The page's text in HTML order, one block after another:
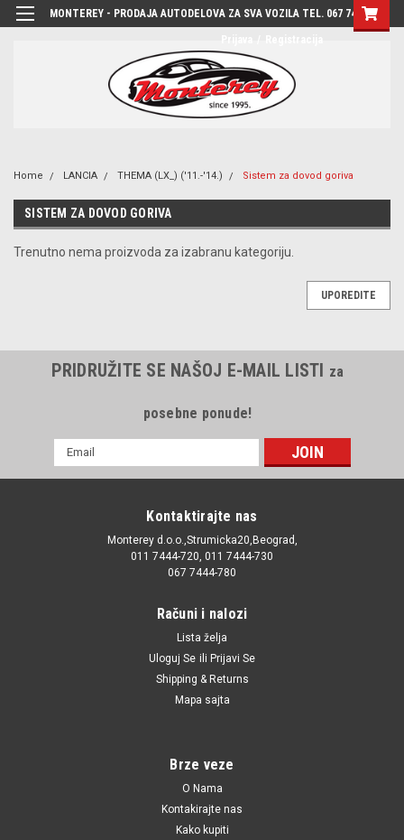
MONTEREY - PRODAJA AUTODELOVA ZA SVA VOZILA TEL. 067 7444-780
Home LANCIA THEMA (LX_) ('11.-'14.) Sistem za dovod goriva
SISTEM ZA DOVOD GORIVA
Trenutno nema proizvoda za izabranu kategoriju.
UPOREDITE
PRIDRUŽITE SE NAŠOJ E-MAIL LISTI za
posebne ponude!
mail
Kontaktirajte nas
Monterey d.o.o.,Strumicka20,Beograd,
011 7444-720, 011 7444-730
067 7444-780
Računi i nalozi
Lista želja
Uloguj Se ili Prijavi Se
Shipping & Returns
Mapa sajta
Brze veze
O Nama
Kontakirajte nas
Kako kupiti